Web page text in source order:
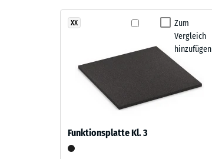
Englischer
verschiedene
Dunkelgrüntöne
einem
satten,
Zum
Vergleich
hinzufügen
XX
Funktionsplatte Kl. 3